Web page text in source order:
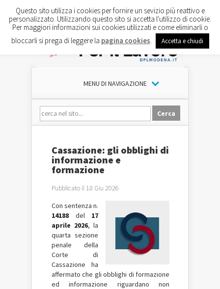
MENU DI NAVIGAZIONE
Cassazione: gli obblighi di
informazione e
formazione
Pubblicato il 18 Giu 2026
Con sentenza n.
14188 del 17
aprile 2026, la
quarta sezione
penale della
Corte di
Cassazione ha
affermato che gli obblighi di formazione
ed informazione riguardano non
Questo sito utilizza i cookies per fornire un sevizio più reattivo e
personalizzato. Utilizzando questo sito si accetta l'utilizzo di cookie.
Per maggiori informazioni sui cookies utilizzati e come eliminarli o
bloccarli si prega di leggere la pagina cookies Accetta e chiudi